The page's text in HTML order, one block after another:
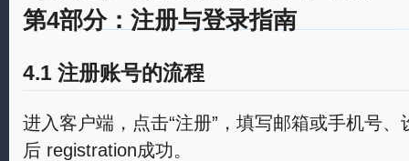
第4部分：注册与登录指南
4.1 注册账号的流程
进入客户端，点击“注册”，填写邮箱或手机号
后 registration成功。